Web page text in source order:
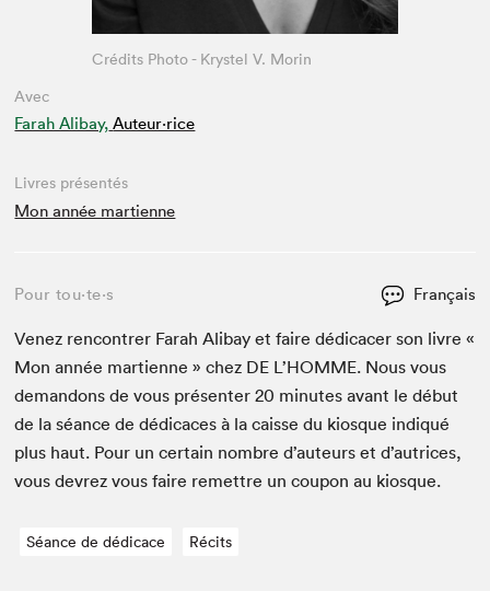
Avec
Farah Alibay, Auteur·rice
Crédits Photo - Krystel V. Morin
Livres présentés
Mon année martienne
Pour tou⋅te⋅s Français
Venez ren­con­tr­er Farah Alibay et faire dédi­cac­er son livre «
Mon année mar­ti­enne » chez DE L’HOMME. Nous vous
deman­dons de vous présen­ter20 min­utes avant le début
de la séance de dédi­caces à la caisse du kiosque indiqué
plus haut. Pour un cer­tain nom­bre d’auteurs et d’autrices,
vous devrez vous faire remet­tre un coupon au kiosque.
Séance de dédicace Récits